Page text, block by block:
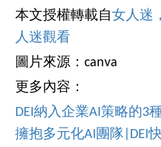
本文授權轉載自女人迷
人迷觀看
圖片來源：canva
更多內容：
DEI納入企業AI策略的3
擁抱多元化AI團隊|DEI